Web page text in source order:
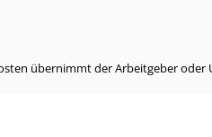
übernimmt der Arbeitgeber oder